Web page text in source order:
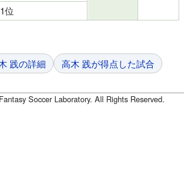
位
践の詳細 高木 践が得点した試合
Soccer Laboratory. All Rights Reserved.